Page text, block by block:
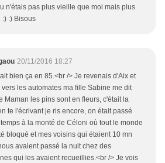
n'étais pas plus vieille que moi mais plus
:) :) Bisous
20/11/2016 18:27
bien ça en 85.<br /> Je revenais d'Aix et
les automates ma fille Sabine me dit
Maman les pins sont en fleurs, c'était la
te l'écrivant je ris encore, on était passé
à la monté de Céloni où tout le monde
bloqué et mes voisins qui étaient 10 mn
avaient passé la nuit chez des
qui les avaient recueillies.<br /> Je vois